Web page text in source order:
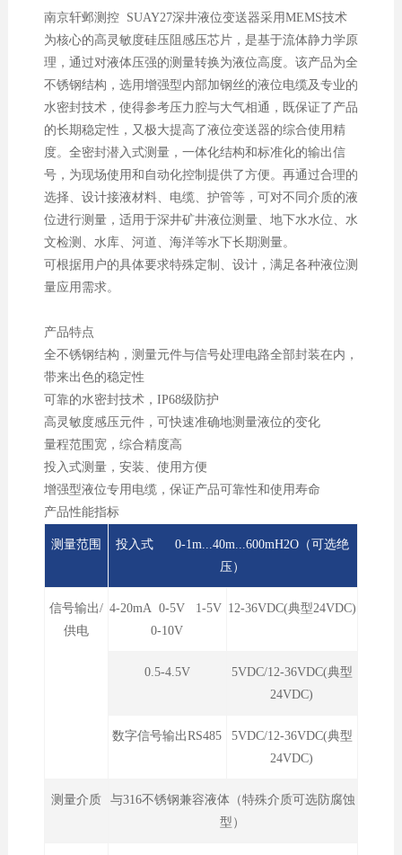
南京轩邺测控 SUAY27深井液位变送器采用MEMS技术
为核心的高灵敏度硅压阻感压芯片，是基于流体静力学原
理，通过对液体压强的测量转换为液位高度。该产品为全
不锈钢结构，选用增强型内部加钢丝的液位电缆及专业的
水密封技术，使得参考压力腔与大气相通，既保证了产品
的长期稳定性，又极大提高了液位变送器的综合使用精
度。全密封潜入式测量，一体化结构和标准化的输出信
号，为现场使用和自动化控制提供了方便。再通过合理的
选择、设计接液材料、电缆、护管等，可对不同介质的液
位进行测量，适用于深井矿井液位测量、地下水水位、水
文检测、水库、河道、海洋等水下长期测量。
可根据用户的具体要求特殊定制、设计，满足各种液位测
量应用需求。
产品特点
全不锈钢结构，测量元件与信号处理电路全部封装在内，
带来出色的稳定性
可靠的水密封技术，IP68级防护
高灵敏度感压元件，可快速准确地测量液位的变化
量程范围宽，综合精度高
投入式测量，安装、使用方便
增强型液位专用电缆，保证产品可靠性和使用寿命
产品性能指标
测量范围
投入式 0-1m...40m...600mH2O（可选绝
压）
信号输出/
供电
4-20mA 0-5V 1-5V
0-10V
12-36VDC(典型24VDC)
0.5-4.5V
5VDC/12-36VDC(典型
24VDC)
数字信号输出RS485
5VDC/12-36VDC(典型
24VDC)
测量介质
与316不锈钢兼容液体（特殊介质可选防腐蚀
型）